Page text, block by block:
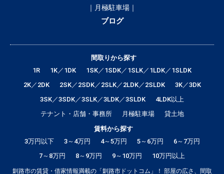
｜月極駐車場｜
ブログ
間取りから探す
1R
1K／1DK
1SK／1SDK／1SLK／1LDK／1SLDK
2K／2DK
2SK／2SDK／2SLK／2LDK／2SLDK
3K／3DK
3SK／3SDK／3SLK／3LDK／3SLDK
4LDK以上
テナント・店舗・事務所
月極駐車場
貸土地
賃料から探す
3万円以下
3～4万円 4～5万円 5～6万円
6～7万円
7～8万円
8～9万円 9～10万円 10万円以上
釧路市の賃貸・借家情報満載の「釧路市ドットコム」！ 部屋の広さ、間取